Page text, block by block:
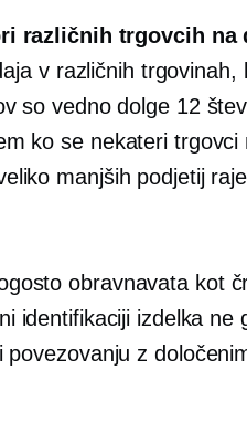
različnih trgovcih na
v različnih trgovinah,
so vedno dolge 12
ko se nekateri trgovci
manjših podjetij
obravnavata kot
identifikaciji izdelka ne
povezovanju z